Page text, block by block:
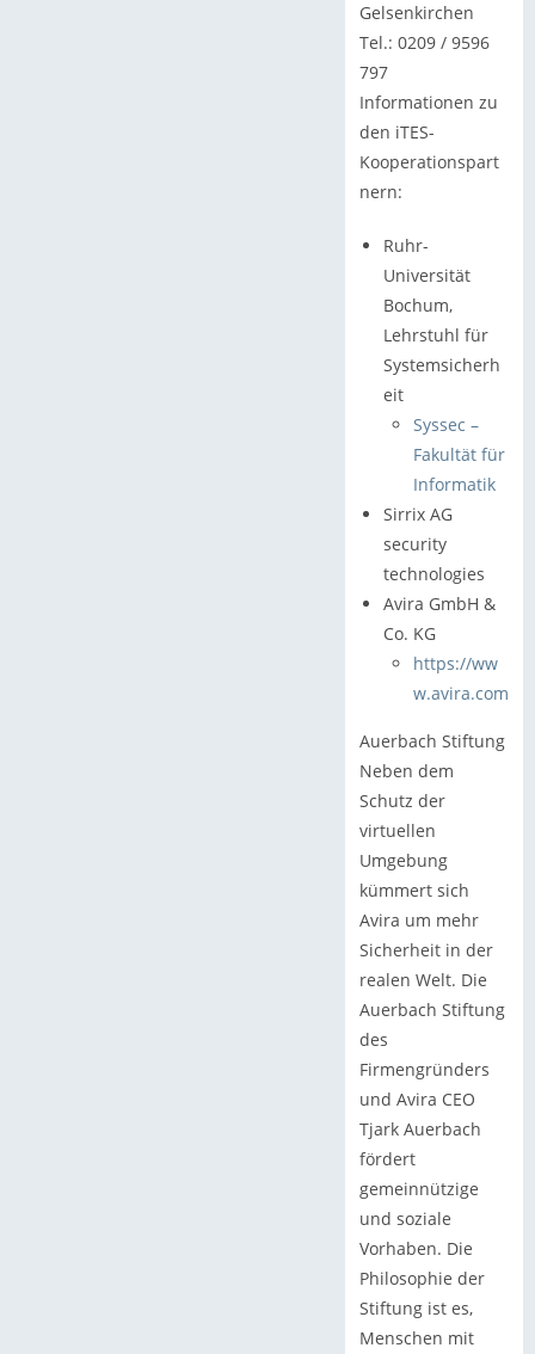
Gelsenkirchen
Tel.: 0209 / 9596
797
Informationen zu
den iTES-
Kooperationspart
nern:
Ruhr-
Universität
Bochum,
Lehrstuhl für
Systemsicherh
eit
Syssec –
Fakultät für
Informatik
Sirrix AG
security
technologies
Avira GmbH &
Co. KG
https://ww
w.avira.com
Auerbach Stiftung
Neben dem
Schutz der
virtuellen
Umgebung
kümmert sich
Avira um mehr
Sicherheit in der
realen Welt. Die
Auerbach Stiftung
des
Firmengründers
und Avira CEO
Tjark Auerbach
fördert
gemeinnützige
und soziale
Vorhaben. Die
Philosophie der
Stiftung ist es,
Menschen mit